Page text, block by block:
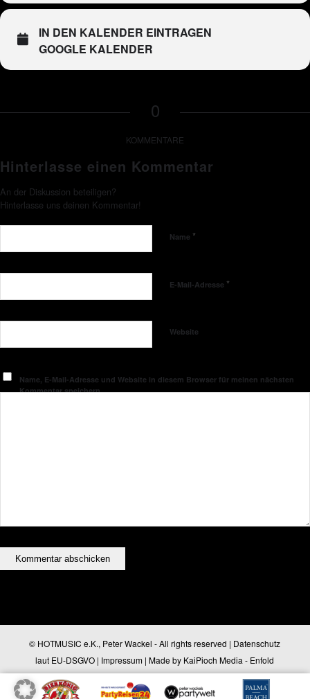
IN DEN KALENDER EINTRAGEN
GOOGLE KALENDER
0
KOMMENTARE
Hinterlasse einen Kommentar
An der Diskussion beteiligen?
Hinterlasse uns deinen Kommentar!
Name *
E-Mail-Adresse *
Website
Name, E-Mail-Adresse und Website in diesem Browser für meinen nächsten
Kommentar speichern.
© HOTMUSIC e.K., Peter Wackel - All rights reserved | Datenschutz
laut EU-DSGVO | Impressum | Made by KaiPioch Media - Enfold
WordPress Theme by Kriesi